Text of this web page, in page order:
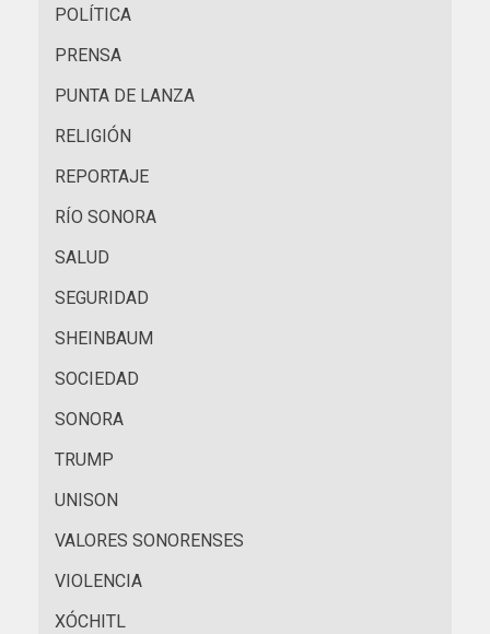
POLÍTICA
PRENSA
PUNTA DE LANZA
RELIGIÓN
REPORTAJE
RÍO SONORA
SALUD
SEGURIDAD
SHEINBAUM
SOCIEDAD
SONORA
TRUMP
UNISON
VALORES SONORENSES
VIOLENCIA
XÓCHITL